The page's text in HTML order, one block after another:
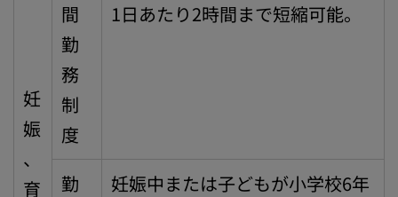
妊
娠
、
育
間
勤
務
制
度
1日あたり2時間まで短縮可能。
勤
妊娠中または子どもが小学校6年